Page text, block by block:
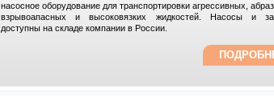
насосное оборудование для транспортировки агрессивных,
взрывоапасных и высоковязких жидкостей. Насосы и
доступны на складе компании в России.